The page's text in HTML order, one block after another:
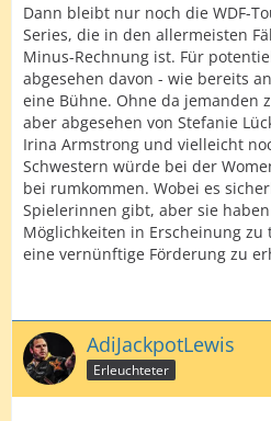
Dann bleibt nur noch die WDF-
Series, die in den allermeisten
Minus-Rechnung ist. Für
abgesehen davon - wie bereits
eine Bühne. Ohne da jemanden
aber abgesehen von Stefanie
Irina Armstrong und vielleicht
Schwestern würde bei der
bei rumkommen. Wobei es
Spielerinnen gibt, aber sie
Möglichkeiten in Erscheinung zu
eine vernünftige Förderung zu
AdiJackpotLewis
Erleuchteter